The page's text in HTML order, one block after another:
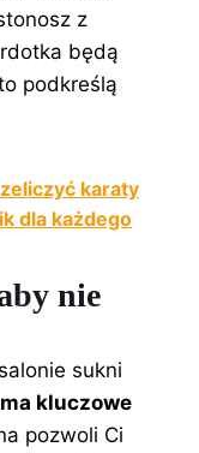
z
będą
podkreślą
karaty
dla każdego
nie
sukni
kluczowe
pozwoli Ci